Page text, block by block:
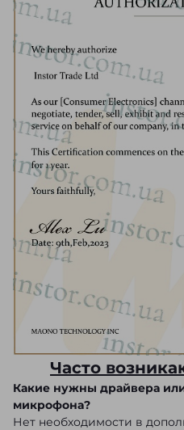
Часто
Какие нужны драйвера
микрофона?
Нет необходимости в